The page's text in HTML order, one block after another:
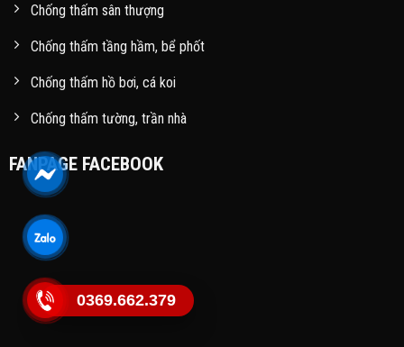
Chống thấm sân thượng
Chống thấm tầng hầm, bể phốt
Chống thấm hồ bơi, cá koi
Chống thấm tường, trần nhà
FANPAGE FACEBOOK
0369.662.379